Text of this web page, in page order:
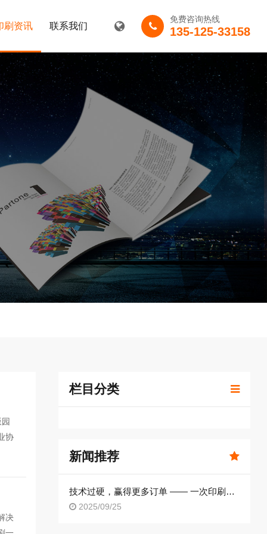
免费咨询热线
135-125-33158
刷资讯 联系我们
协
决
栏目分类
新闻推荐
技术过硬，赢得更多订单 —— 一次印刷问题的妥善解决​
2025/09/25